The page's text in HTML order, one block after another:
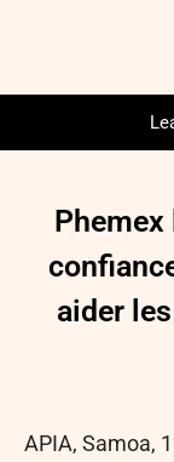
Phemex
aider
APIA, Samoa,